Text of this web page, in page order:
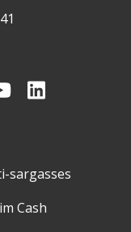
sargasses
Cash